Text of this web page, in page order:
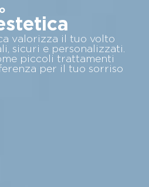
valorizza il tuo volto
sicuri e personalizzati.
piccoli trattamenti
per il tuo sorriso